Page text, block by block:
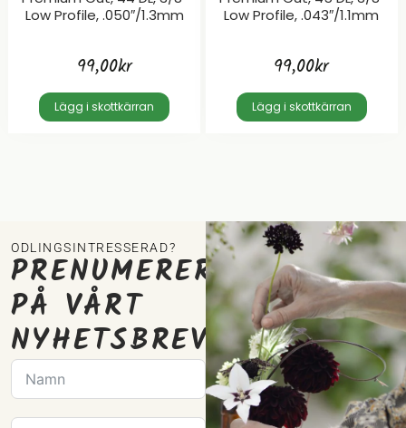
Low Profile, .050″/1.3mm
99,00kr
Lägg i skottkärran
Low Profile, .043″/1.1mm
99,00kr
Lägg i skottkärran
ODLINGSINTRESSERAD?
PRENUMERERA
PÅ VÅRT
NYHETSBREV